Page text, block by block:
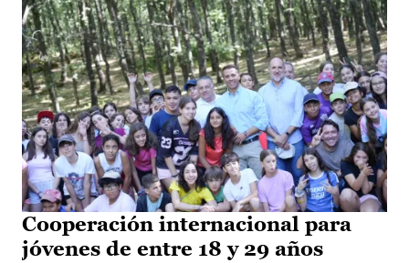
Cooperación internacional para
jóvenes de entre 18 y 29 años